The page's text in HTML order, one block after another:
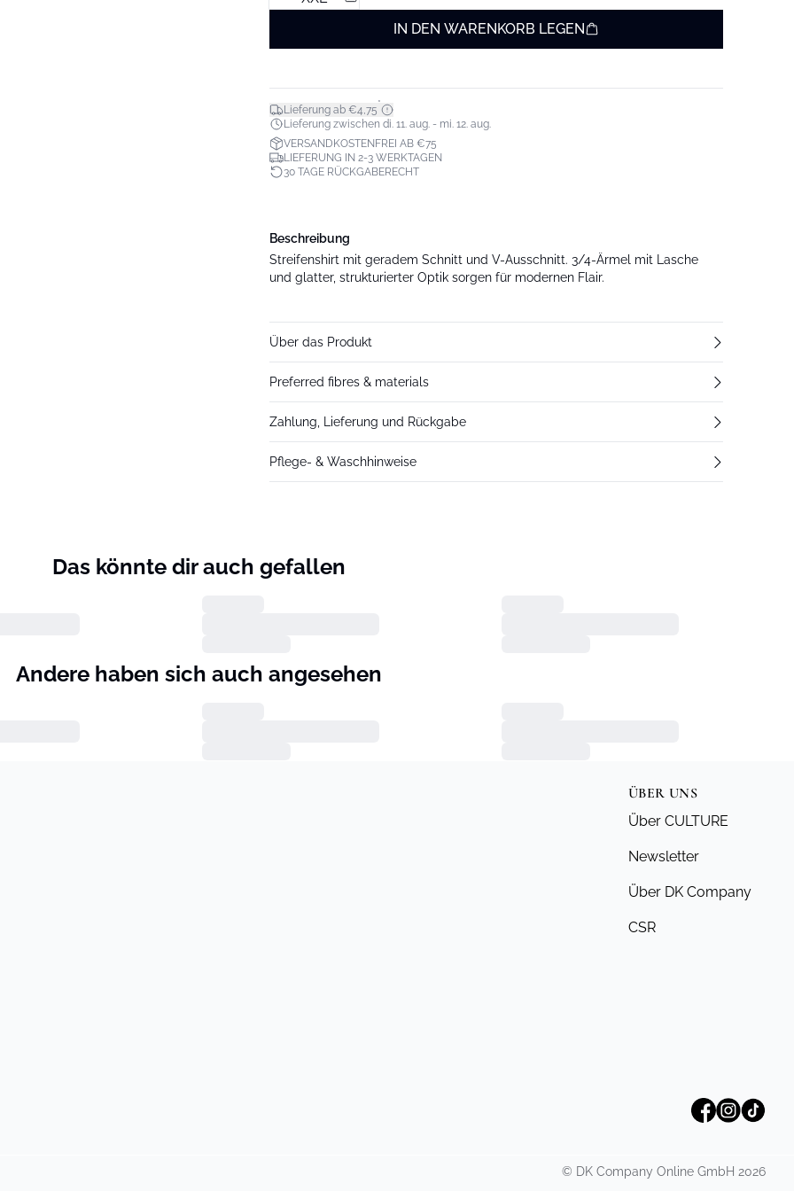
IN DEN WARENKORB LEGEN
Lieferung ab €4,75*
Lieferung zwischen di. 11. aug. - mi. 12. aug.
VERSANDKOSTENFREI AB €75
LIEFERUNG IN 2-3 WERKTAGEN
30 TAGE RÜCKGABERECHT
Beschreibung
Streifenshirt mit geradem Schnitt und V-Ausschnitt. 3/4-Ärmel mit Lasche
und glatter, strukturierter Optik sorgen für modernen Flair.
Über das Produkt
Preferred fibres & materials
Zahlung, Lieferung und Rückgabe
Pflege- & Waschhinweise
Das könnte dir auch gefallen
Andere haben sich auch angesehen
ÜBER UNS
Über CULTURE
Newsletter
Über DK Company
CSR
© DK Company Online GmbH 2026